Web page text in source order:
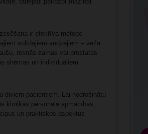
ir efektīva metode
solīdajiem audzējiem – vēža
resnās zarnas vai prostatas
shēmas un individuāliem
diviem pacientiem. Lai nodrošinātu
klīnikas personāla apmācības,
un praktiskos aspektus